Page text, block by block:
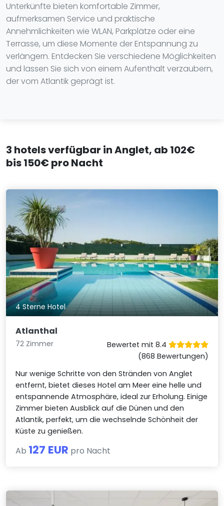
Unterkünfte bieten komfortable Zimmer,
aufmerksamen Service und praktische
Annehmlichkeiten wie WLAN, Parkplätze oder eine
Terrasse, um diese Momente der Entspannung zu
verlängern. Entdecken Sie verschiedene Möglichkeiten
und lassen Sie sich von einem Aufenthalt verzaubern,
der vom Atlantik geprägt ist.
3 hotels verfügbar in Anglet, ab 102€
bis 150€ pro Nacht
4 Sterne Hotel
Atlanthal
72 Zimmer
Bewertet mit 8.4
(868 Bewertungen)
Nur wenige Schritte von den Stränden von Anglet
entfernt, bietet dieses Hotel am Meer eine helle und
entspannende Atmosphäre, ideal zur Erholung. Einige
Zimmer bieten Ausblick auf die Dünen und den
Atlantik, perfekt, um die wechselnde Schönheit der
Küste zu genießen.
Ab 127 EUR pro Nacht